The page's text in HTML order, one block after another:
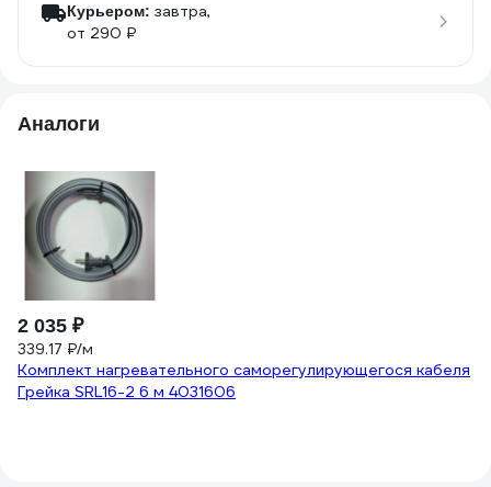
Курьером: завтра,
от 290 ₽
Аналоги
2 035 ₽
339.17 ₽/м
Комплект нагревательного саморегулирующегося кабеля
Грейка SRL16-2 6 м 4031606